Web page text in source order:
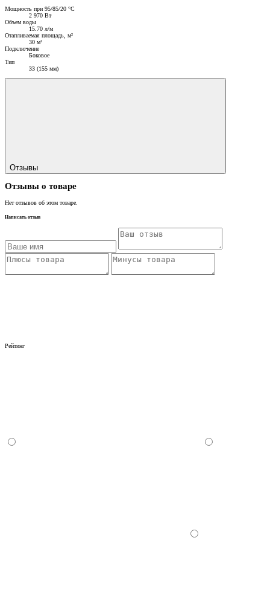
Мощность при 95/85/20 °C
2 970 Вт
Объем воды
15.70 л/м
Отапливаемая площадь, м²
30 м²
Подключение
Боковое
Тип
33 (155 мм)
Отзывы
Отзывы о товаре
Нет отзывов об этом товаре.
Написать отзыв
Рейтинг